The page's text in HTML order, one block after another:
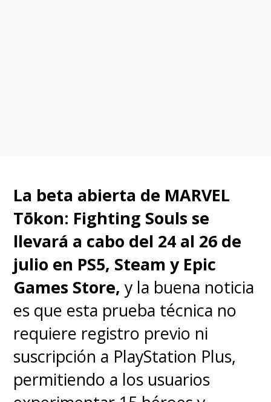
La beta abierta de MARVEL
Tōkon: Fighting Souls se
llevará a cabo del 24 al 26 de
julio en PS5, Steam y Epic
Games Store,y la buena noticia
es que esta prueba técnica no
requiere registro previo ni
suscripción a PlayStation Plus,
permitiendo a los usuarios